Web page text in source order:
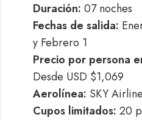
Duración: 07 noches
Fechas de salida:
y Febrero 1
Precio por persona
Desde USD $1,069
Aerolínea: SKY
Cupos limitados: 20